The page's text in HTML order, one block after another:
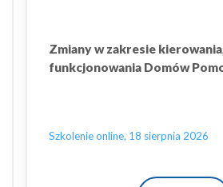
Zmiany w zakresie
funkcjonowania Domów
Szkolenie online, 18 sierpnia 2026